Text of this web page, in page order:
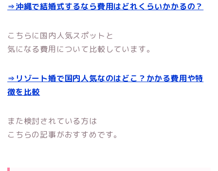
⇒沖縄で結婚式するなら費用はどれくらいかかるの？
こちらに国内人気スポットと
気になる費用について比較しています。
⇒リゾート婚で国内人気なのはどこ？かかる費用や特
徴を比較
また検討されている方は
こちらの記事がおすすめです。